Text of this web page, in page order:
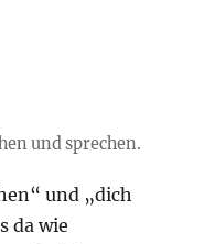
und sprechen.
und „dich
da wie